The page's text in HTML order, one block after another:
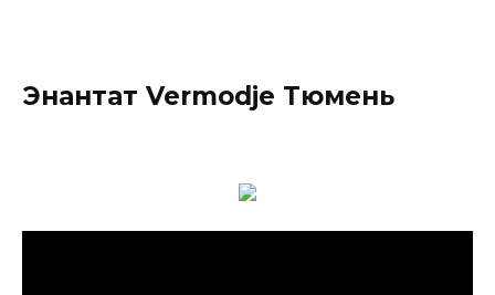
Энантат Vermodje Тюмень